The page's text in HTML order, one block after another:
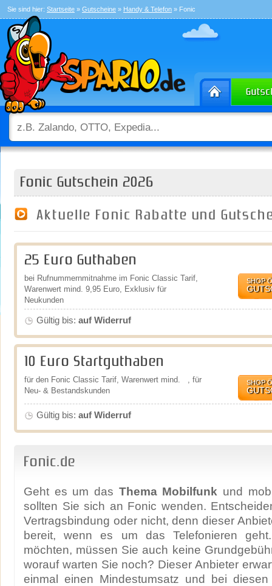
Sie sind hier: Startseite » Gutscheine » Handy & Telefon » Fonic
Fonic Gutschein 2026
Aktuelle Fonic Rabatte und
25 Euro Guthaben
bei Rufnummernmitnahme im Fonic Classic Tarif,
Warenwert mind. 9,95 Euro, Exklusiv für
Neukunden
SHOP
Gültig bis: auf Widerruf
10 Euro Startguthaben
für den Fonic Classic Tarif, Warenwert mind. , für
Neu- & Bestandskunden
SHOP
Gültig bis: auf Widerruf
Fonic.de
Geht es um das Thema Mobilfunk und
sollten Sie sich an Fonic wenden.
Vertragsbindung oder nicht, denn dieser
bereit, wenn es um das Telefonieren
möchten, müssen Sie auch keine
worauf warten Sie noch? Dieser Anbieter
einmal einen Mindestumsatz und bei